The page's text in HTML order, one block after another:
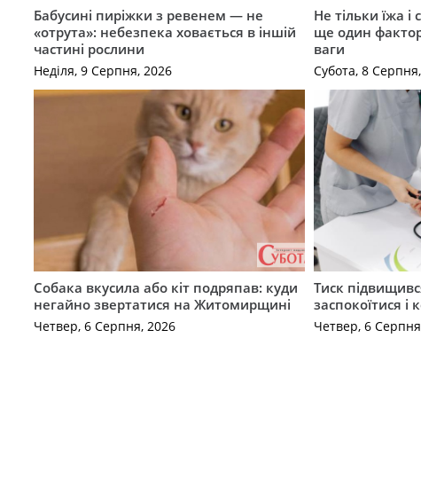
Бабусині пиріжки з ревенем — не
«отрута»: небезпека ховається в іншій
частині рослини
Неділя, 9 Серпня, 2026
Не тільки їжа
ще один
ваги
Субота, 8
Собака вкусила або кіт подряпав: куди
негайно звертатися на Житомирщині
Четвер, 6 Серпня, 2026
Тиск
заспокоїтися
Четвер, 6